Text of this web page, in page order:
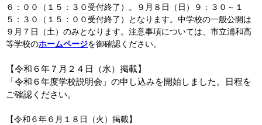
６：００（１５：３０受付終了）。９月８日（日）９：３０～１
５：３０（１５：００受付終了）となります。中学校の一般公開は
９月７日（土）のみとなります。注意事項については、市立浦和高
等学校のホームページを御確認ください。
【令和６年７月２４日（水）掲載】
「令和６年度学校説明会」の申し込みを開始しました。
日程を
ご確認ください。
【令和６年６月１８日（火）掲載】